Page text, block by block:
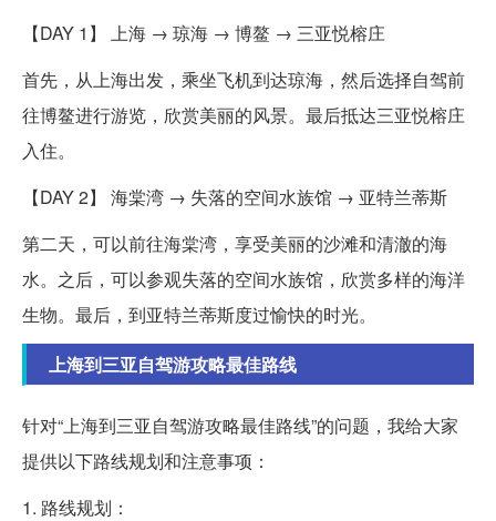
【DAY 1】 上海 → 琼海 → 博鳌 → 三亚悦榕庄
首先，从上海出发，乘坐飞机到达琼海，然后选择自驾前
往博鳌进行游览，欣赏美丽的风景。最后抵达三亚悦榕庄
入住。
【DAY 2】 海棠湾 → 失落的空间水族馆 → 亚特兰蒂斯
第二天，可以前往海棠湾，享受美丽的沙滩和清澈的海
水。之后，可以参观失落的空间水族馆，欣赏多样的海洋
生物。最后，到亚特兰蒂斯度过愉快的时光。
上海到三亚自驾游攻略最佳路线
针对“上海到三亚自驾游攻略最佳路线”的问题，我给大家
提供以下路线规划和注意事项：
1. 路线规划：